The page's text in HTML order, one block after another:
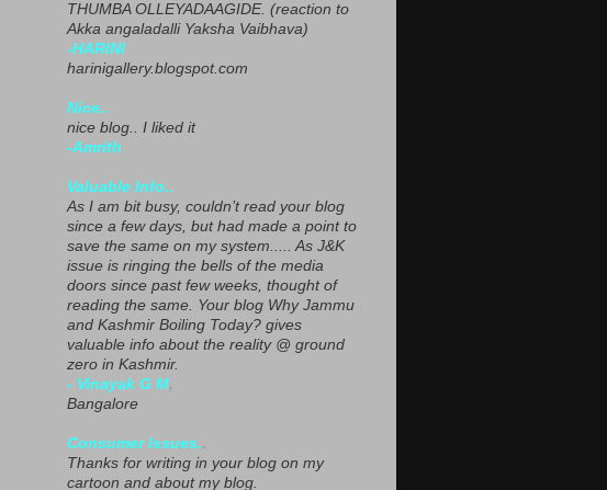
THUMBA OLLEYADAAGIDE. (reaction to
Akka angaladalli Yaksha Vaibhava)
-HARINI
harinigallery.blogspot.com
Nice..
nice blog.. I liked it
-Amrith
Valuable Info..
As I am bit busy, couldn’t read your blog
since a few days, but had made a point to
save the same on my system..... As J&K
issue is ringing the bells of the media
doors since past few weeks, thought of
reading the same. Your blog Why Jammu
and Kashmir Boiling Today? gives
valuable info about the reality @ ground
zero in Kashmir.
- Vinayak G M,
Bangalore
Consumer Issues..
Thanks for writing in your blog on my
cartoon and about my blog.